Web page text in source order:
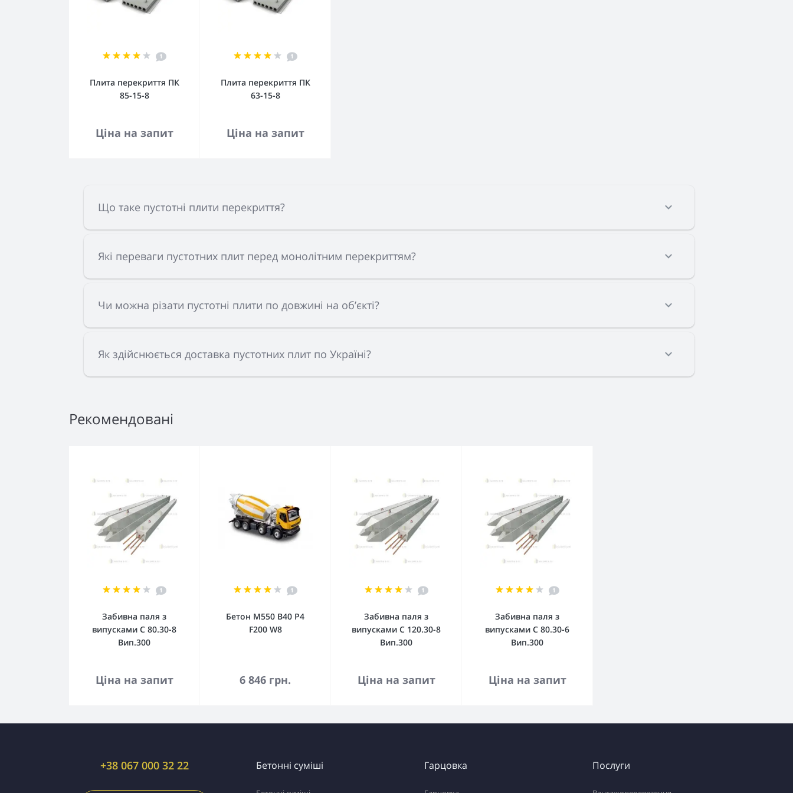
1
Плита перекриття ПК
85-15-8
Ціна на запит
1
Плита перекриття ПК
63-15-8
Ціна на запит
Що таке пустотні плити перекриття?
Які переваги пустотних плит перед монолітним перекриттям?
Чи можна різати пустотні плити по довжині на об’єкті?
Як здійснюється доставка пустотних плит по Україні?
Рекомендовані
1
Забивна паля з
випусками С 80.30-8
Вип.300
Ціна на запит
1
Бетон М550 В40 Р4
F200 W8
6 846 грн.
До кошика
1
Забивна паля з
випусками С 120.30-8
Вип.300
Ціна на запит
1
Забивна паля з
випусками С 80.30-6
Вип.300
Ціна на запит
+38 067 000 32 22 Бетонні суміші Гарцовка Послуги